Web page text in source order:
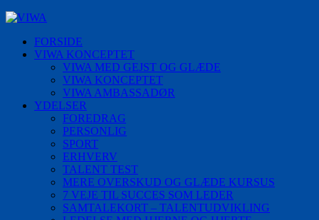
FORSIDE
VIWA KONCEPTET
VIWA MED GEJST OG GLÆDE
VIWA KONCEPTET
VIWA AMBASSADØR
YDELSER
FOREDRAG
PERSONLIG
SPORT
ERHVERV
TALENT TEST
MERE OVERSKUD OG GLÆDE KURSUS
7 VEJE TIL SUCCES SOM LEDER
SAMTALEKORT – TALENTUDVIKLING